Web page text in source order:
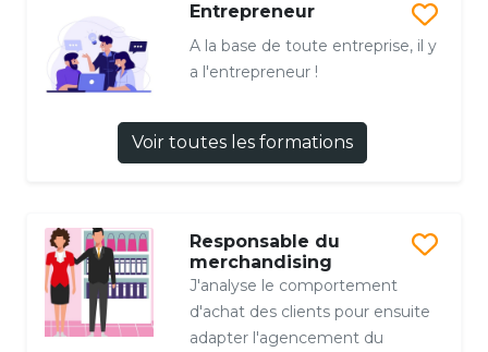
Entrepreneur
A la base de toute entreprise, il y
a l'entrepreneur !
Voir toutes les formations
Responsable du
merchandising
J'analyse le comportement
d'achat des clients pour ensuite
adapter l'agencement du